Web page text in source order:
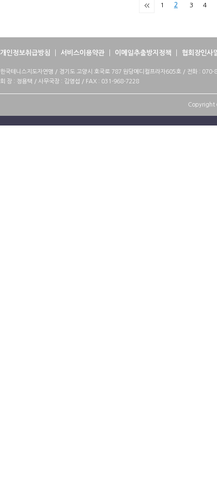
1 2 3 4
개인정보취급방침 서비스이용약관 이메일추출방지정책 협회장인사
한국테니스지도자연맹 / 경기도 고양시 호국로 787 원당메디컬프라자605호 / 전화 :
회 장 : 정용택 / 사무국장 : 김영섭 / FAX : 031-968-7228